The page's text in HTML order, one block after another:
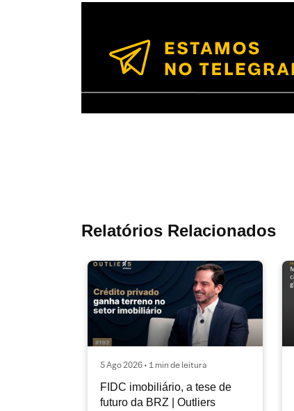
Relatórios Relacionados
5 Ago 2026 • 1 min de leitura
FIDC imobiliário, a tese de
futuro da BRZ | Outliers